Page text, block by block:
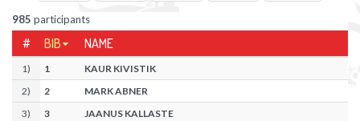
985 participants
# BIB NAME
1) 1
KAUR KIVISTIK
2) 2
MARK ABNER
3) 3
JAANUS KALLASTE